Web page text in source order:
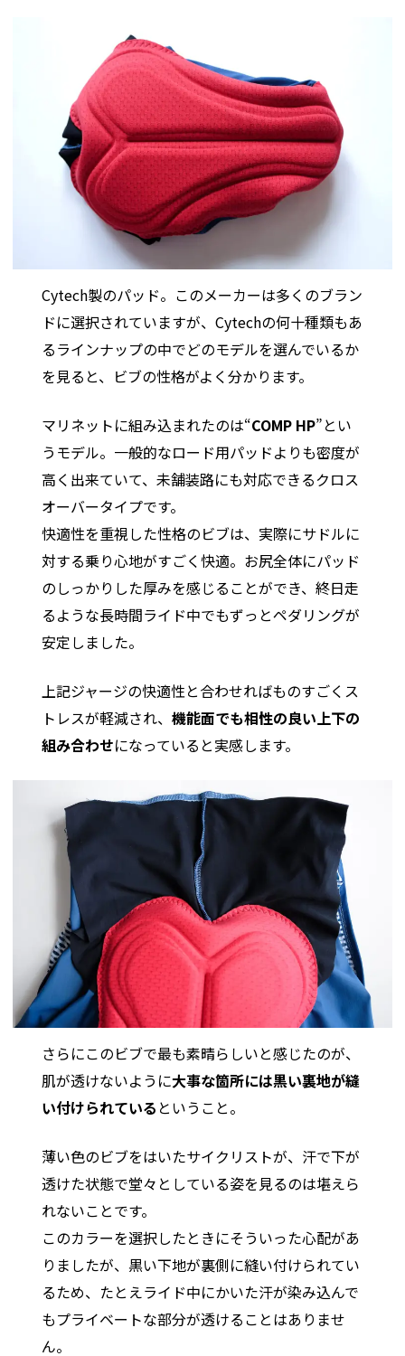
Cytech製のパッド。このメーカーは多くのブラン
ドに選択されていますが、Cytechの何十種類もあ
るラインナップの中でどのモデルを選んでいるか
を見ると、ビブの性格がよく分かります。
マリネットに組み込まれたのは“COMP HP”とい
うモデル。一般的なロード用パッドよりも密度が
高く出来ていて、未舗装路にも対応できるクロス
オーバータイプです。
快適性を重視した性格のビブは、実際にサドルに
対する乗り心地がすごく快適。お尻全体にパッド
のしっかりした厚みを感じることができ、終日走
るような長時間ライド中でもずっとペダリングが
安定しました。
上記ジャージの快適性と合わせればものすごくス
トレスが軽減され、機能面でも相性の良い上下の
組み合わせになっていると実感します。
さらにこのビブで最も素晴らしいと感じたのが、
肌が透けないように大事な箇所には黒い裏地が縫
い付けられている ということ。
薄い色のビブをはいたサイクリストが、汗で下が
透けた状態で堂々としている姿を見るのは堪えら
れないことです。
このカラーを選択したときにそういった心配があ
りましたが、黒い下地が裏側に縫い付けられてい
るため、たとえライド中にかいた汗が染み込んで
もプライベートな部分が透けることはありませ
ん。